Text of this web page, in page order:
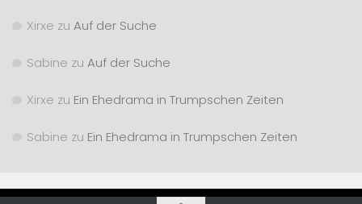
Xirxe zu Auf der Suche
Sabine zu Auf der Suche
Xirxe zu Ein Ehedrama in Trumpschen Zeiten
Sabine zu Ein Ehedrama in Trumpschen Zeiten